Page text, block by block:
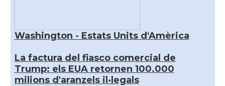
Washington - Estats Units d'Amèrica
La factura del fiasco comercial de
Trump: els EUA retornen 100.000
milions d'aranzels il·legals